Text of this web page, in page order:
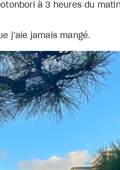
à 3 heures du
j’aie jamais mangé.